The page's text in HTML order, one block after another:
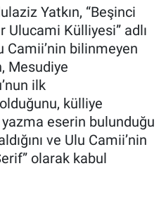
Yatkın, “Beşinci
Külliyesi” adlı
Camii’nin bilinmeyen
Mesudiye
ilk
külliye
eserin bulunduğu
ve Ulu Camii’nin
olarak kabul